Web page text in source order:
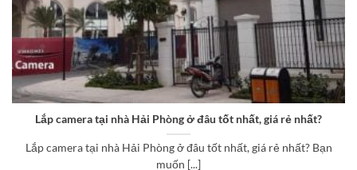
Lắp camera tại nhà Hải Phòng ở đâu tốt nhất, giá rẻ nhất?
Lắp camera tại nhà Hải Phòng ở đâu tốt nhất, giá rẻ nhất? Bạn
muốn [...]